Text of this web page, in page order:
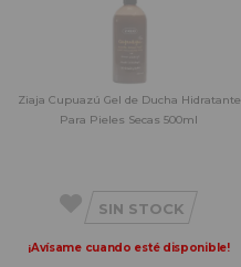
Ziaja Cupuazú Gel de Ducha Hidratante
Para Pieles Secas 500ml
SIN STOCK
¡Avísame cuando esté disponible!